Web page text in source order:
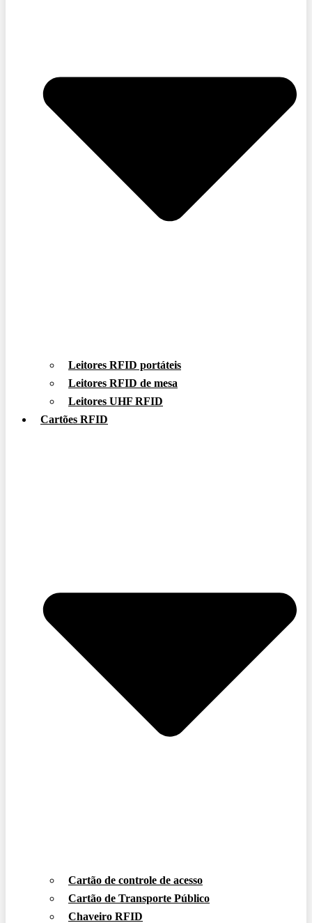
Leitores RFID portáteis
Leitores RFID de mesa
Leitores UHF RFID
Cartões RFID
Cartão de controle de acesso
Cartão de Transporte Público
Chaveiro RFID